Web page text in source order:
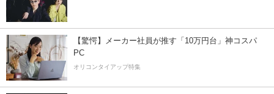
【驚愕】メーカー社員が推す「10万円台」神コスパ
PC
オリコンタイアップ特集